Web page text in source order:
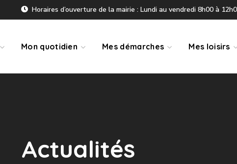
Horaires d’ouverture de la mairie : Lundi au vendredi 8h00 à
Mon quotidien Mes démarches Mes loisirs
Actualités